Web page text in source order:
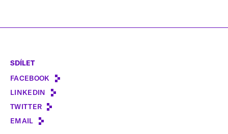
SDÍLET
FACEBOOK
LINKEDIN
TWITTER
EMAIL